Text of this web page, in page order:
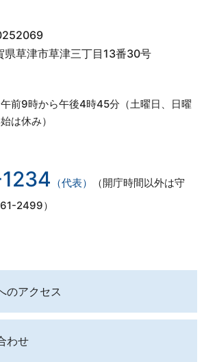
草津市草津三丁目13番30号
前9時から午後4時45分（土曜日、日曜
は休み）
（代表）
（開庁時間以外は守
2499）
のアクセス
わせ